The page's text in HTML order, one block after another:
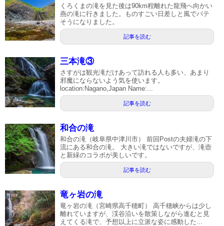
くろくまの滝を見た後は90km程離れた龍飛へ向かい
燕の滝に行きました。ものすごい日差しと風でバテ
そうになりました。
記事を読む
三本滝③
さすがは観光滝だけあって訪れる人も多い、あまり
邪魔にならないよう気を使います。
location:Nagano,Japan Name:...
記事を読む
和合の滝
和合の滝（岐阜県中津川市） 前回Postの夫婦滝の下
流にある和合の滝。 大きい滝ではないですが、滝壺
と新緑のコラボが美しいです。
記事を読む
竜ヶ岩の滝
竜ヶ岩の滝（宮崎県高千穂町） 高千穂峡からは少し
離れていますが、渓谷沿いを散策しながら進むと見
えてくる滝で、予想以上に立派な姿に感動した...